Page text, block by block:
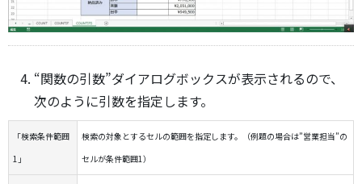
“関数の引数”ダイアログボックスが表示されるので、
次のように引数を指定します。
「検索条件範囲
1」
検索の対象とするセルの範囲を指定します。（例題の場合は”営業担当”の
セルが条件範囲1）